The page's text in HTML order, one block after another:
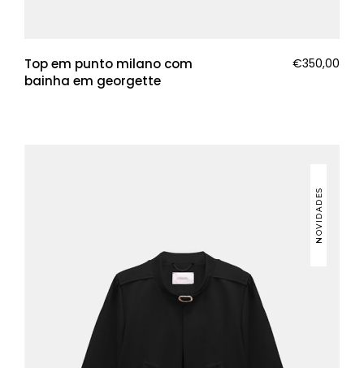
Top em punto milano com
bainha em georgette
€350,00
NOVIDADES